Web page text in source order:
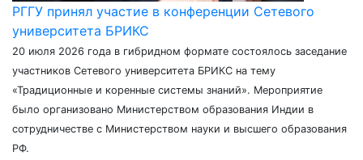
РГГУ принял участие в конференции Сетевого
университета БРИКС
20 июля 2026 года в гибридном формате состоялось заседание
участников Сетевого университета БРИКС на тему
«Традиционные и коренные системы знаний». Мероприятие
было организовано Министерством образования Индии в
сотрудничестве с Министерством науки и высшего образования
РФ.